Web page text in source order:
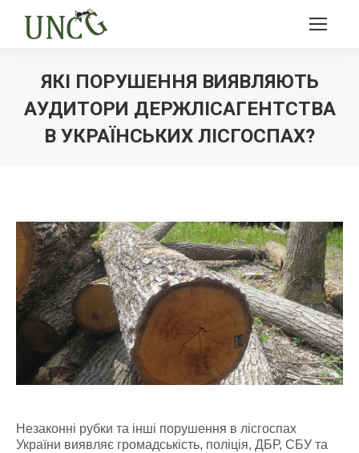
ЯКІ ПОРУШЕННЯ ВИЯВЛЯЮТЬ
АУДИТОРИ ДЕРЖЛІСАГЕНТСТВА
В УКРАЇНСЬКИХ ЛІСГОСПАХ?
Незаконні рубки та інші порушення в лісгоспах
України виявляє громадськість, поліція, ДБР, СБУ та